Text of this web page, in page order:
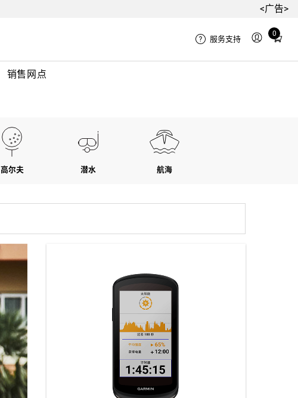
<广告>
销售网点
服务支持
0
Total
in
高尔夫 潜水 航海